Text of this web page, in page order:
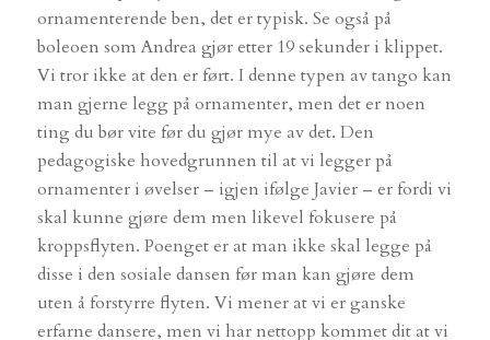
ornamenterende ben, det er typisk. Se også på
boleoen som Andrea gjør etter 19 sekunder i klippet.
Vi tror ikke at den er ført. I denne typen av tango kan
man gjerne legg på ornamenter, men det er noen
ting du bør vite før du gjør mye av det. Den
pedagogiske hovedgrunnen til at vi legger på
ornamenter i øvelser – igjen ifølge Javier – er fordi vi
skal kunne gjøre dem men likevel fokusere på
kroppsflyten. Poenget er at man ikke skal legge på
disse i den sosiale dansen før man kan gjøre dem
uten å forstyrre flyten. Vi mener at vi er ganske
erfarne dansere, men vi har nettopp kommet dit at vi